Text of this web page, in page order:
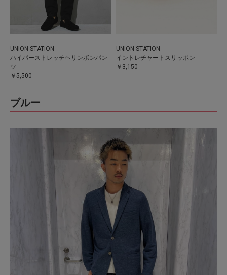
UNION STATION
ハイパーストレッチヘリンボンパン
ツ
￥5,500
UNION STATION
イントレチャートスリッポン
￥3,150
ブルー